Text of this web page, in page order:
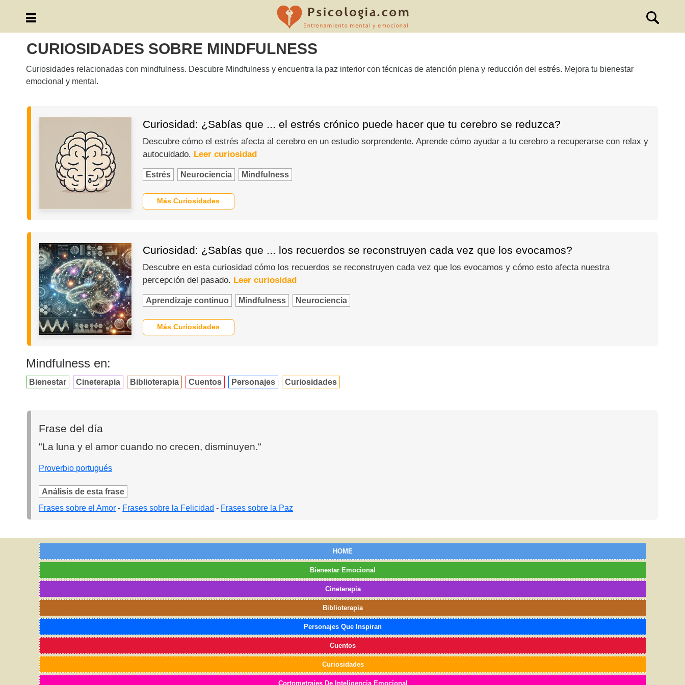
CURIOSIDADES SOBRE MINDFULNESS
Curiosidades relacionadas con mindfulness. Descubre Mindfulness y encuentra la paz interior con técnicas de atención plena y reducción del estrés. Mejora tu bienestar
emocional y mental.
Curiosidad: ¿Sabías que ... el estrés crónico puede hacer que tu cerebro se reduzca?
Descubre cómo el estrés afecta al cerebro en un estudio sorprendente. Aprende cómo ayudar a tu cerebro a recuperarse con relax y
autocuidado. Leer curiosidad
Estrés Neurociencia Mindfulness
Más Curiosidades
Curiosidad: ¿Sabías que ... los recuerdos se reconstruyen cada vez que los evocamos?
Descubre en esta curiosidad cómo los recuerdos se reconstruyen cada vez que los evocamos y cómo esto afecta nuestra
percepción del pasado. Leer curiosidad
Aprendizaje continuo Mindfulness Neurociencia
Más Curiosidades
Mindfulness en:
Bienestar Cineterapia Biblioterapia Cuentos Personajes Curiosidades
Frase del día
"La luna y el amor cuando no crecen, disminuyen."
Proverbio portugués
Análisis de esta frase
Frases sobre el Amor - Frases sobre la Felicidad - Frases sobre la Paz
HOME
Bienestar Emocional
Cineterapia
Biblioterapia
Personajes Que Inspiran
Cuentos
Curiosidades
Cortometrajes De Inteligencia Emocional